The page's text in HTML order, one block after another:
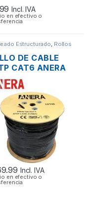
Incl. IVA
en efectivo o
Estructurado Rollos
DE CABLE
CAT6 ANERA
EXTERIOR
Incl. IVA
en efectivo o